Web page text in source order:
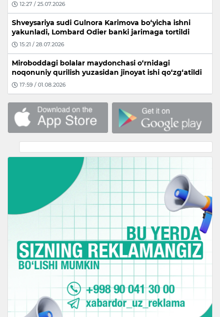
12:27 / 25.07.2026
Shveysariya sudi Gulnora Karimova bo‘yicha ishni
yakunladi, Lombard Odier banki jarimaga tortildi
15:21 / 28.07.2026
Miroboddagi bolalar maydonchasi o‘rnidagi
noqonuniy qurilish yuzasidan jinoyat ishi qo‘zg‘atildi
17:59 / 01.08.2026